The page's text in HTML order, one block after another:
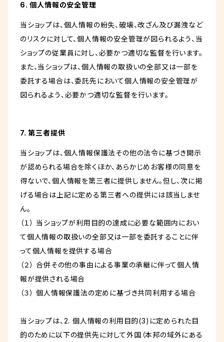
6. 個人情報の安全管理
当ショップは、個人情報の紛失、破壊、改ざん及び漏洩など
のリスクに対して、個人情報の安全管理が図られるよう、当
ショップの従業員に対し、必要かつ適切な監督を行います。
また、当ショップは、個人情報の取扱いの全部又は一部を
委託する場合は、委託先において個人情報の安全管理が
図られるよう、必要かつ適切な監督を行います。
7. 第三者提供
当ショップは、個人情報保護法その他の法令に基づき開示
が認められる場合を除くほか、あらかじめお客様の同意を
得ないで、個人情報を第三者に提供しません。但し、次に掲
げる場合は上記に定める第三者への提供には該当しませ
ん。
（１） 当ショップが利用目的の達成に必要な範囲内におい
て個人情報の取扱いの全部又は一部を委託することに伴
って個人情報を提供する場合
（２） 合併その他の事由による事業の承継に伴って個人情
報が提供される場合
（３） 個人情報保護法の定めに基づき共同利用する場合
当ショップは、2. 個人情報の利用目的(3)に定められた目
的のために以下の提供先に対して外国（本邦の域外にある